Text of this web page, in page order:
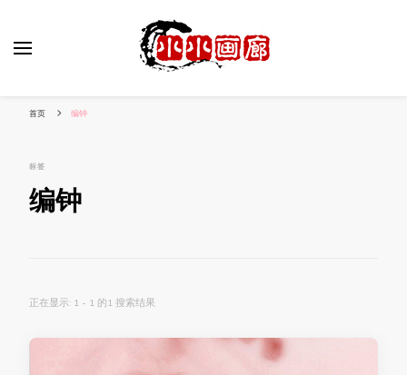
首页 编钟
标签
编钟
正在显示: 1 - 1 的1 搜索结果